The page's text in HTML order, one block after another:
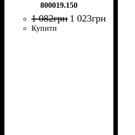
800019.150
1 082грн 1 023грн
Купити